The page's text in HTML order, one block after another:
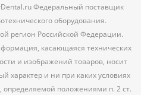
Федеральный поставщик
оборудования.
регион Российской Федерации.
касающаяся технических
и изображений товаров, носит
характер и ни при каких условиях
определяемой положениями п. 2 ст.